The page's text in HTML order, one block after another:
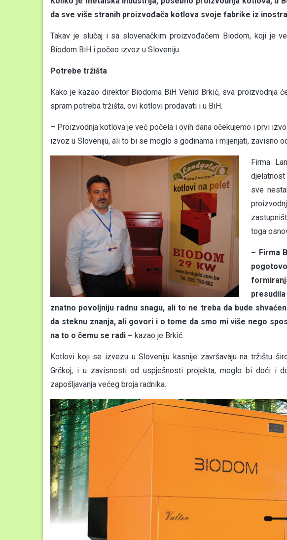
da sve više stranih proizvođača kotlova svoje fabrike iz
Takav je slučaj i sa slovenačkim proizvođačem Biodom, koji je
Biodom BiH i počeo izvoz u Sloveniju.
Potrebe tržišta
Kako je kazao direktor Biodoma BiH Vehid Brkić, sva proizvodnja
spram potreba tržišta, ovi kotlovi prodavati i u BiH.
– Proizvodnja kotlova je već počela i ovih dana očekujemo i prvi
izvoz u Sloveniju, ali to bi se moglo s godinama i mijenjati, zavisno
Firma
djelatnost
sve
toga
– Firma
presudila
znatno povoljniju radnu snagu, ali to ne treba da bude
da steknu znanja, ali govori i o tome da smo mi više nego
na to o čemu se radi – kazao je Brkić.
Kotlovi koji se izvezu u Sloveniju kasnije završavaju na tržištu
Grčkoj, i u zavisnosti od uspješnosti projekta, moglo bi doći i
zapošljavanja većeg broja radnika.